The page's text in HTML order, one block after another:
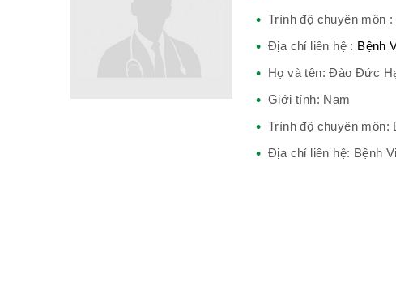
Trình độ chuyên môn :
Địa chỉ liên hệ : Bệnh
Họ và tên: Đào Đức
Giới tính: Nam
Trình độ chuyên môn:
Địa chỉ liên hệ: Bệnh